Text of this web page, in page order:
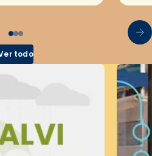
todo